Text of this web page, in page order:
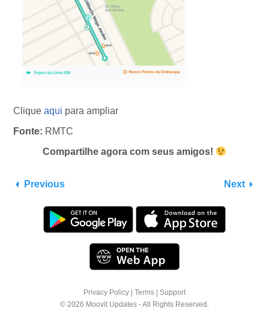
Clique aqui para ampliar
Fonte: RMTC
Compartilhe agora com seus amigos!
Previous Next
Privacy Policy Terms
Support
© 2026 Moovit Updates - All Rights Reserved.